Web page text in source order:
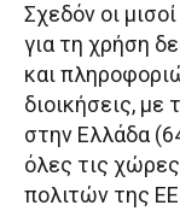
Σχεδόν οι
για τη χρήση
και
διοικήσεις,
στην Ελλάδα
όλες τις
πολιτών της